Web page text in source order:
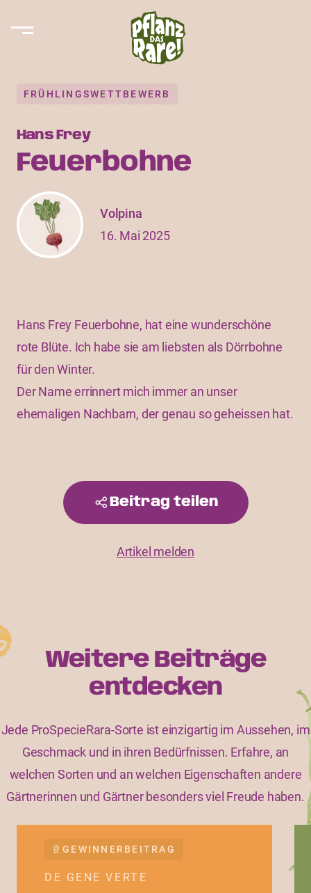
FRÜHLINGSWETTBEWERB
Hans Frey
Feuerbohne
Volpina
16. Mai 2025
Hans Frey Feuerbohne, hat eine wunderschöne
rote Blüte. Ich habe sie am liebsten als Dörrbohne
für den Winter.
Der Name errinnert mich immer an unser
ehemaligen Nachbarn, der genau so geheissen hat.
Beitrag teilen
Artikel melden
Weitere Beiträge
entdecken
Jede ProSpecieRara-Sorte ist einzigartig im Aussehen, im
Geschmack und in ihren Bedürfnissen. Erfahre, an
welchen Sorten und an welchen Eigenschaften andere
Gärtnerinnen und Gärtner besonders viel Freude haben.
GEWINNERBEITRAG
DE GENE VERTE